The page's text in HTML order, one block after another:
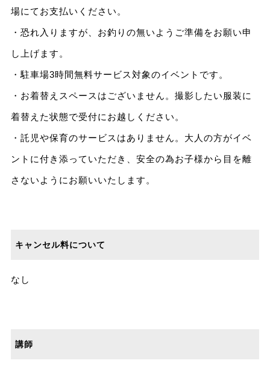
場にてお支払いください。
・恐れ入りますが、お釣りの無いようご準備をお願い申
し上げます。
・駐車場3時間無料サービス対象のイベントです。
・お着替えスペースはございません。撮影したい服装に
着替えた状態で受付にお越しください。
・託児や保育のサービスはありません。大人の方がイベ
ントに付き添っていただき、安全の為お子様から目を離
さないようにお願いいたします。
キャンセル料について
なし
講師